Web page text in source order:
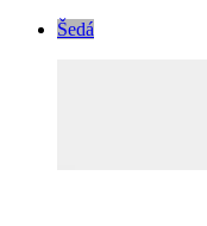
Šedá